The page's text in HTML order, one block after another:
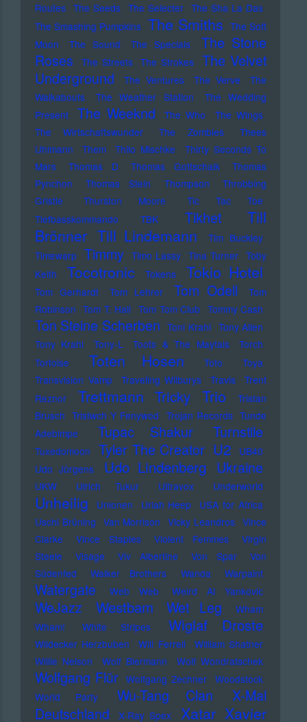
Routes The Seeds The Selecter The Sha La Das
The Smashing Pumpkins The Smiths The Soft
Moon
The Sound The Specials
The Stone
Roses
The Streets The Strokes
The Velvet
Underground
The Ventures The Verve
The
Walkabouts
The Weather Station
The Wedding
Present
The Weeknd The Who
The Wings
The Wirtschaftswunder
The Zombies
Thees
Uhlmann
Them Thilo Mischke
Thirty Seconds To
Mars
Thomas D Thomas Gottschalk
Thomas
Pynchon
Thomas Stein Thompson
Throbbing
Gristle
Thurston Moore
Tic Tac Toe
Tiefbasskommando TBK
Tikhet
Till
Brönner Till Lindemann
Tim Buckley
Timewarp Timmy Timo Lassy Tina Turner Toby
Keith
Tocotronic Tokens Tokio Hotel
Tom Gerhardt Tom Lehrer Tom Odell
Tom
Robinson Tom T. Hall Tom Tom Club Tommy Cash
Ton Steine Scherben Toni Krahl Tony Allen
Tony Krahl
Tony-L Toots & The Maytals
Torch
Tortoise
Toten Hosen Toto
Toya
Transvision Vamp
Traveling Wilburys Travis
Trent
Reznor
Trettmann Tricky Trio
Tristan
Brusch Tristwch Y Fenywod Trojan Records Tunde
Adebimpe
Tupac Shakur Turnstile
Tuxedomoon Tyler The Creator U2
UB40
Udo Jürgens
Udo Lindenberg Ukraine
UKW Ulrich Tukur Ultravox Underworld
Unheilig Unionen Uriah Heep
USA for Africa
Uschi Brüning Van Morrison Vicky Leandros Vince
Clarke
Vince Staples Violent Femmes
Virgin
Steele
Visage Viv Albertine Von Spar
Von
Südenfed
Walker Brothers Wanda Warpaint
Watergate Web Web Weird Al Yankovic
WeJazz Westbam Wet Leg
Wham
Wham!
White Stripes Wiglaf Droste
Wildecker Herzbuben Will Ferrell
William Shatner
Willie Nelson
Wolf Biermann Wolf Wondratschek
Wolfgang Flür Wolfgang Zechner
Woodstock
World Party
Wu-Tang Clan
X-Mal
Deutschland
X-Ray Spex Xatar Xavier